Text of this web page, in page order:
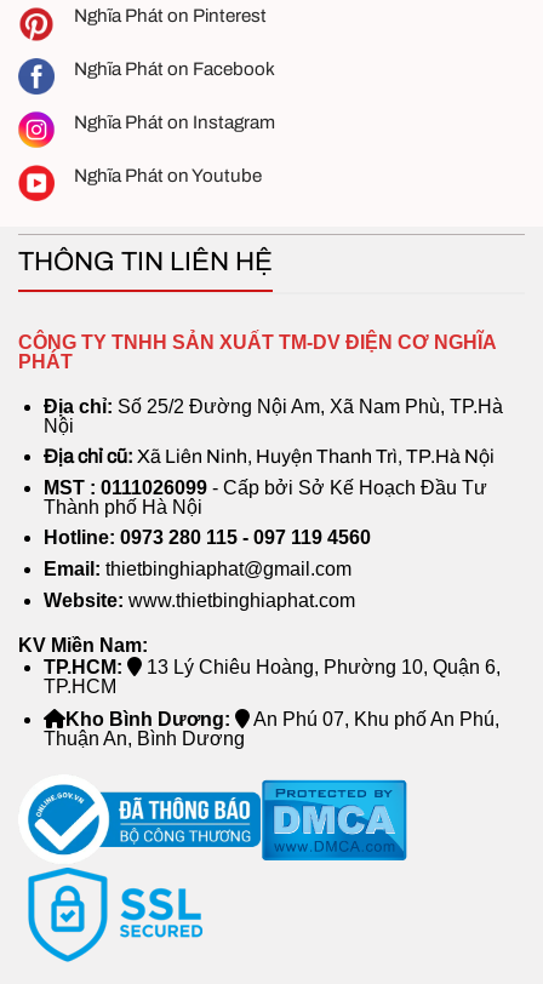
Nghĩa Phát on Pinterest
Nghĩa Phát on Facebook
Nghĩa Phát on Instagram
Nghĩa Phát on Youtube
THÔNG TIN LIÊN HỆ
CÔNG TY TNHH SẢN XUẤT TM-DV ĐIỆN CƠ NGHĨA
PHÁT
Địa chỉ: Số 25/2 Đường Nội Am, Xã Nam Phù, TP.Hà
Nội
Địa chỉ cũ: Xã Liên Ninh, Huyện Thanh Trì, TP.Hà Nội
MST : 0111026099 - Cấp bởi Sở Kế Hoạch Đầu Tư
Thành phố Hà Nội
Hotline: 0973 280 115 - 097 119 4560
Email: thietbinghiaphat@gmail.com
Website: www.thietbinghiaphat.com
KV Miền Nam:
TP.HCM:
13 Lý Chiêu Hoàng, Phường 10, Quận 6,
TP.HCM
Kho Bình Dương:
An Phú 07, Khu phố An Phú,
Thuận An, Bình Dương